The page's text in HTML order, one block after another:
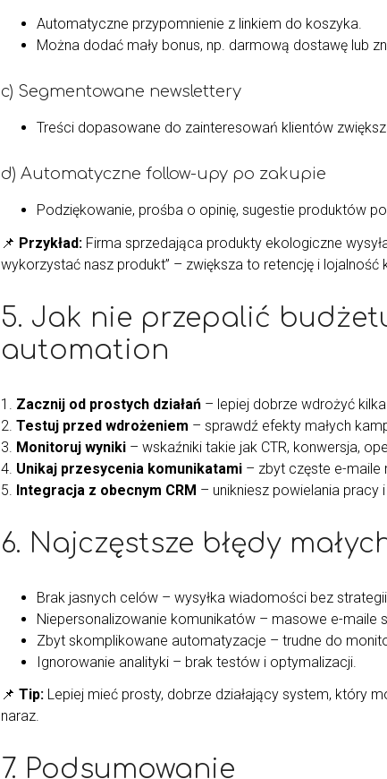
Automatyczne przypomnienie z linkiem do koszyka.
Można dodać mały bonus, np. darmową dostawę lub
c) Segmentowane newslettery
Treści dopasowane do zainteresowań klientów
d) Automatyczne follow-upy po zakupie
Podziękowanie, prośba o opinię, sugestie produktów
📌 Przykład: Firma sprzedająca produkty ekologiczne
wykorzystać nasz produkt” – zwiększa to retencję i lojalność
5. Jak nie przepalić
automation
1. Zacznij od prostych działań – lepiej dobrze wdrożyć
2. Testuj przed wdrożeniem – sprawdź efekty małych
3. Monitoruj wyniki – wskaźniki takie jak CTR, konwersja,
4. Unikaj przesycenia komunikatami – zbyt częste e-maile
5. Integracja z obecnym CRM – unikniesz powielania pracy i
6. Najczęstsze błędy
Brak jasnych celów – wysyłka wiadomości bez
Niepersonalizowanie komunikatów – masowe e-maile
Zbyt skomplikowane automatyzacje – trudne do
Ignorowanie analityki – brak testów i optymalizacji.
📌 Tip: Lepiej mieć prosty, dobrze działający system, który
naraz.
7. Podsumowanie